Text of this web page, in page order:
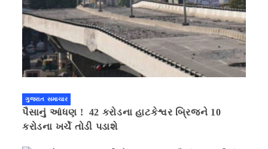
ગુજરાત સમાચાર
પૈસાનું આંધણ ! 42 કરોડના હાટકેશ્વર બ્રિજને 10
કરોડના ખર્ચે તોડી પડાશે